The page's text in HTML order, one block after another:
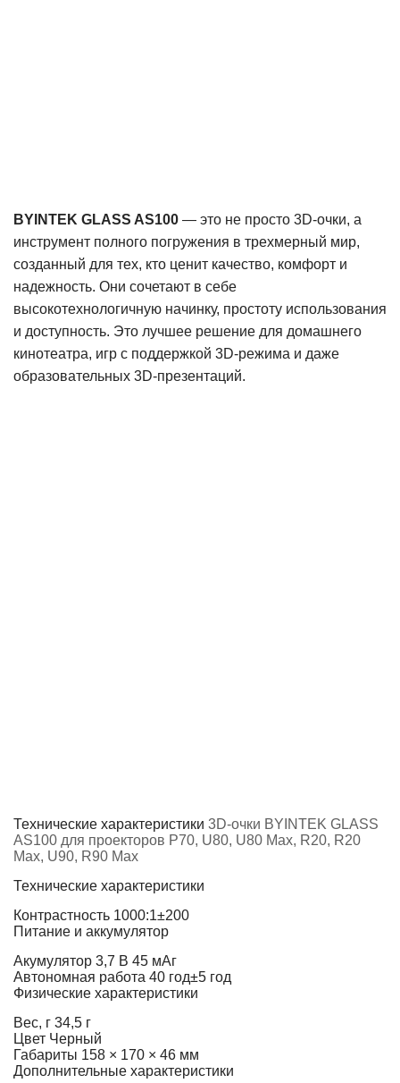
BYINTEK GLASS AS100 — это не просто 3D-очки, а
инструмент полного погружения в трехмерный мир,
созданный для тех, кто ценит качество, комфорт и
надежность. Они сочетают в себе
высокотехнологичную начинку, простоту использования
и доступность. Это лучшее решение для домашнего
кинотеатра, игр с поддержкой 3D-режима и даже
образовательных 3D-презентаций.
Технические характеристики 3D-очки BYINTEK GLASS
AS100 для проекторов P70, U80, U80 Max, R20, R20
Max, U90, R90 Max
Технические характеристики
Контрастность 1000:1±200
Питание и аккумулятор
Акумулятор 3,7 В 45 мАг
Автономная работа 40 год±5 год
Физические характеристики
Вес, г 34,5 г
Цвет Черный
Габариты 158 × 170 × 46 мм
Дополнительные характеристики